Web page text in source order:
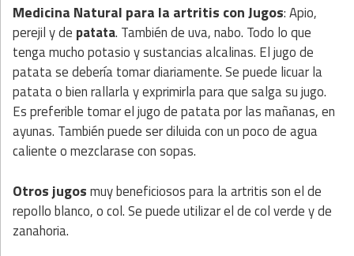
Medicina Natural para la artritis con Jugos: Apio,
perejil y de patata. También de uva, nabo. Todo lo que
tenga mucho potasio y sustancias alcalinas. El jugo de
patata se debería tomar diariamente. Se puede licuar la
patata o bien rallarla y exprimirla para que salga su jugo.
Es preferible tomar el jugo de patata por las mañanas, en
ayunas. También puede ser diluida con un poco de agua
caliente o mezclarase con sopas.
Otros jugosmuy beneficiosos para la artritis son el de
repollo blanco, o col. Se puede utilizar el de col verde y de
zanahoria.